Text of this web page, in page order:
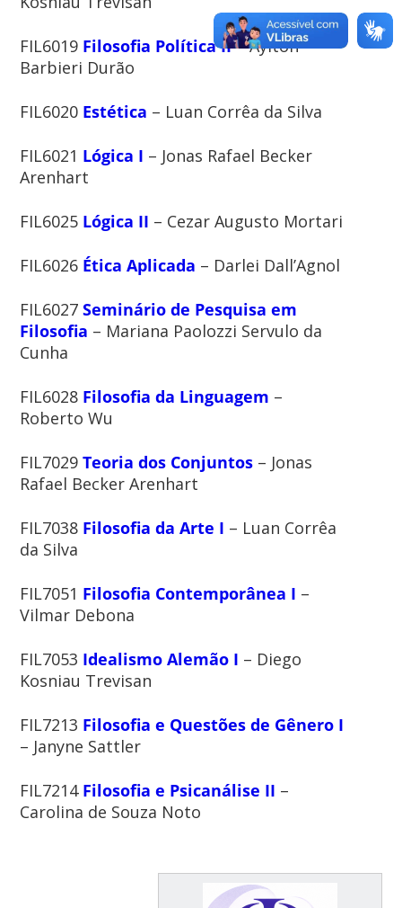
FIL6019 Filosofia Política II– Aylton
Barbieri Durão
FIL6020 Estética – Luan Corrêa da Silva
FIL6021 Lógica I – Jonas Rafael Becker
Arenhart
FIL6025 Lógica II – Cezar Augusto Mortari
FIL6026 Ética Aplicada – Darlei Dall’Agnol
FIL6027Seminário de Pesquisa em
Filosofia – Mariana Paolozzi Servulo da
Cunha
FIL6028 Filosofia da Linguagem –
Roberto Wu
FIL7029Teoria dos Conjuntos – Jonas
Rafael Becker Arenhart
FIL7038 Filosofia da Arte I – Luan Corrêa
da Silva
FIL7051 Filosofia Contemporânea I –
Vilmar Debona
FIL7053 Idealismo Alemão I – Diego
Kosniau Trevisan
FIL7213 Filosofia e Questões de Gênero I
– Janyne Sattler
FIL7214 Filosofia e Psicanálise II –
Carolina de Souza Noto